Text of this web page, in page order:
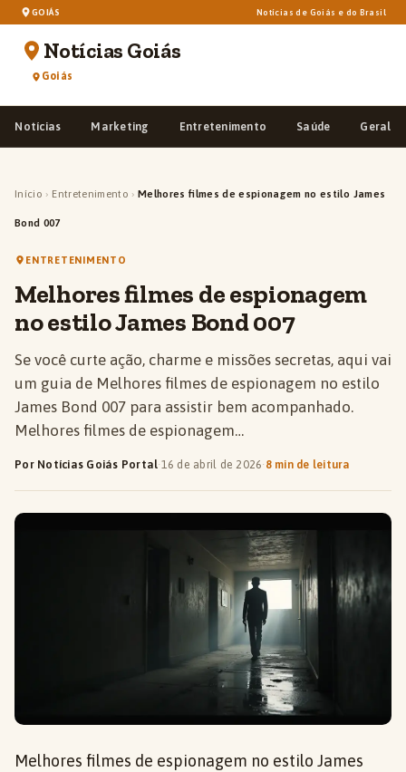
GOIÁS Notícias de Goiás e do Brasil
Notícias Goiás
Goiás
Notícias Marketing Entretenimento Saúde Geral
Início › Entretenimento › Melhores filmes de espionagem no estilo James
Bond 007
ENTRETENIMENTO
Melhores filmes de espionagem
no estilo James Bond 007
Se você curte ação, charme e missões secretas, aqui vai
um guia de Melhores filmes de espionagem no estilo
James Bond 007 para assistir bem acompanhado.
Melhores filmes de espionagem…
Por Notícias Goiás Portal·16 de abril de 2026· 8 min de leitura
Melhores filmes de espionagem no estilo James